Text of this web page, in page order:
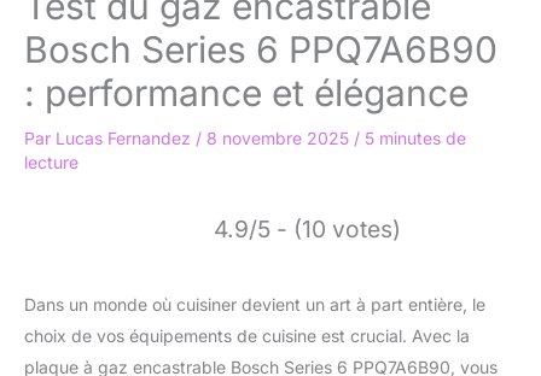
Bosch Series 6 PPQ7A6B90
: performance et élégance
Par Lucas Fernandez / 8 novembre 2025 / 5 minutes de
lecture
4.9/5 - (10 votes)
Dans un monde où cuisiner devient un art à part entière, le
choix de vos équipements de cuisine est crucial. Avec la
plaque à gaz encastrable Bosch Series 6 PPQ7A6B90, vous